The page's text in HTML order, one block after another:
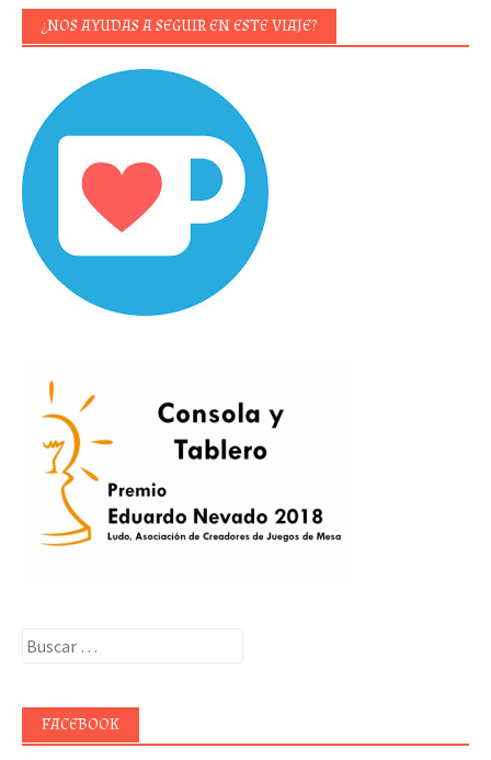
¿NOS AYUDAS A SEGUIR EN ESTE VIAJE?
Buscar:
FACEBOOK